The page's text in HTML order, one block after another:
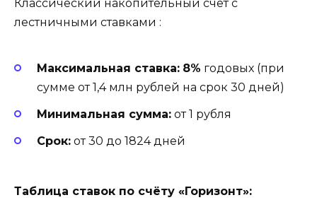
Классический накопительный счёт с
лестничными ставками :
Максимальная ставка: 8% годовых (при
сумме от 1,4 млн рублей на срок 30 дней)
Минимальная сумма: от 1 рубля
Срок: от 30 до 1824 дней
Таблица ставок по счёту «Горизонт»: